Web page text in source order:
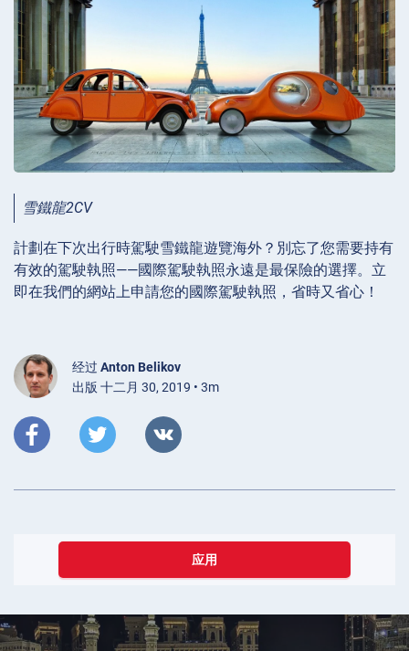
雪鐵龍2CV
計劃在下次出行時駕駛雪鐵龍遊覽海外？別忘了您需要持有
有效的駕駛執照——國際駕駛執照永遠是最保險的選擇。立
即在我們的網站上申請您的國際駕駛執照，省時又省心！
经过 Anton Belikov
出版 十二月 30, 2019 • 3m
应用